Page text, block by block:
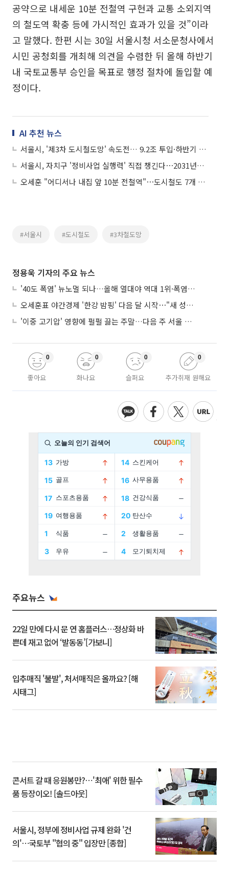
공약으로 내세운 10분 전철역 구현과 교통 소외지역
의 철도역 확충 등에 가시적인 효과가 있을 것”이라
고 말했다. 한편 시는 30일 서울시청 서소문청사에서
시민 공청회를 개최해 의견을 수렴한 뒤 올해 하반기
내 국토교통부 승인을 목표로 행정 절차에 돌입할 예
정이다.
AI 추천 뉴스
서울시, '제3차 도시철도망' 속도전… 9.2조 투입·하반기 국토부 승인 목표
서울시, 자치구 '정비사업 실행력' 직접 챙긴다⋯2031년까지 31만 가구 착공
오세훈 "어디서나 내집 앞 10분 전철역"⋯도시철도 7개 노선 조기 착공 공약
#서울시 #도시철도 #3차철도망
정용욱 기자의 주요 뉴스
'40도 폭염' 뉴노멀 되나…올해 열대야 역대 1위·폭염일수 평년 3배 넘어
오세훈표 야간경제 '한강 밤핑' 다음 달 시작⋯"새 성장동력 만들 것"
'이중 고기압' 영향에 펄펄 끓는 주말…다음 주 서울 포함 서쪽이 더 덥다
좋아요
0
화나요
0
슬퍼요
0
추가취재 원해요
0
주요뉴스
22일 만에 다시 문 연 홈플러스…정상화 바
쁜데 재고 없어 ‘발동동’[가보니]
입추매직 '불발', 처서매직은 올까요? [해
시태그]
콘서트 갈 때 응원봉만?⋯'최애' 위한 필수
품 등장이오! [솔드아웃]
서울시, 정부에 정비사업 규제 완화 '건
의'⋯국토부 "협의 중" 입장만 [종합]